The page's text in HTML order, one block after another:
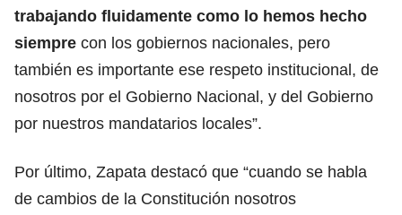
trabajando fluidamente como lo hemos hecho
siempre con los gobiernos nacionales, pero
también es importante ese respeto institucional, de
nosotros por el Gobierno Nacional, y del Gobierno
por nuestros mandatarios locales”.
Por último, Zapata destacó que “cuando se habla
de cambios de la Constitución nosotros